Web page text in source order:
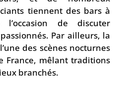
tiennent des bars à
de discuter
Par ailleurs, la
des scènes nocturnes
France, mêlant traditions
branchés.